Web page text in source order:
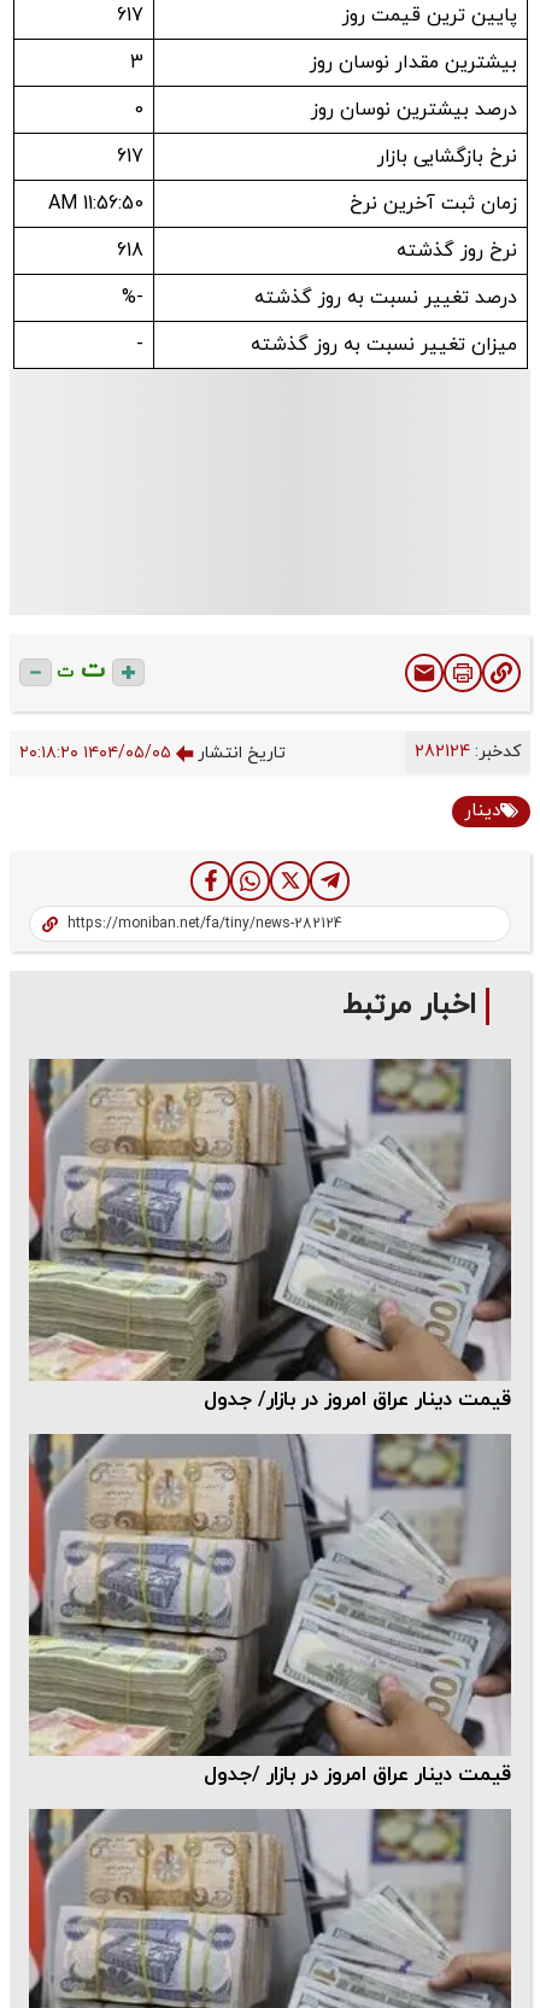
پایین ترین قیمت روز
617
بیشترین مقدار نوسان روز
3
درصد بیشترین نوسان روز
0
نرخ بازگشایی بازار
617
زمان ثبت آخرین نرخ
11:56:50 AM
نرخ روز گذشته
618
درصد تغییر نسبت به روز گذشته
-%
میزان تغییر نسبت به روز گذشته
-
ت ت
کدخبر: تاریخ انتشار ۱۴۰۴/۰۵/۰۵ ۲۰:۱۸:۲۰
دینار
اخبار مرتبط
قیمت دینار عراق امروز در بازار/ جدول
قیمت دینار عراق امروز در بازار /جدول